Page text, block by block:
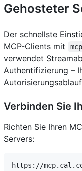
Gehosteter
Der schnellste
MCP-Clients mit
verwendet
Authentifizierung –
Verbinden Sie
Richten Sie Ihren
Servers: